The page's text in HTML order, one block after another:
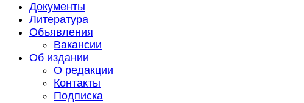
Документы
Литература
Объявления
Вакансии
Об издании
О редакции
Контакты
Подписка